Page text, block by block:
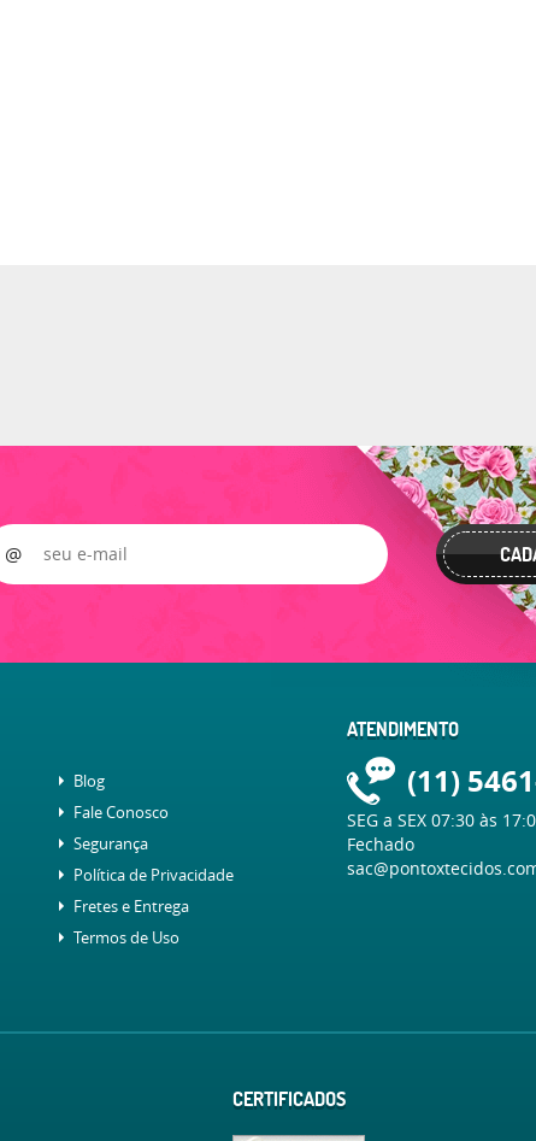
Blog
Fale Conosco
Segurança
Política de Privacidade
Fretes e Entrega
Termos de Uso
ATENDIMENTO
(11)
SEG a SEX 07:30 às
Fechado
CERTIFICADOS